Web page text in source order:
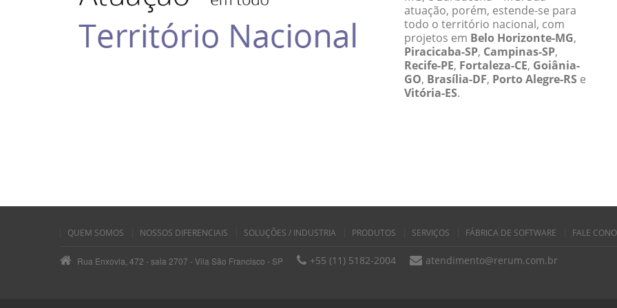
atuação, porém, estende-se para
todo o território nacional, com
projetos em Belo Horizonte-MG,
Piracicaba-SP, Campinas-SP,
Recife-PE, Fortaleza-CE, Goiânia-
GO, Brasília-DF, Porto Alegre-RS e
Vitória-ES.
QUEM SOMOS NOSSOS DIFERENCIAIS SOLUÇÕES / INDUSTRIA PRODUTOS SERVIÇOS FÁBRICA DE SOFTWARE FALE
Rua Enxovia, 472 - sala 2707 - Vila São Francisco - SP +55 (11) 5182-2004 atendimento@rerum.com.br